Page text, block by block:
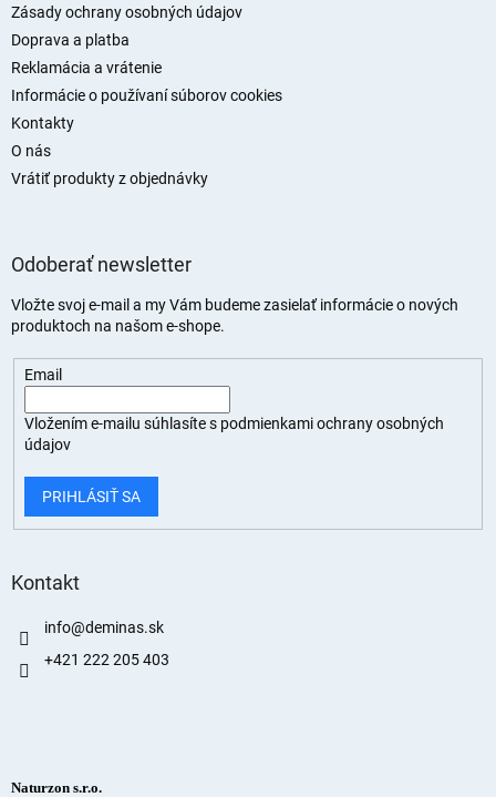
Zásady ochrany osobných údajov
Doprava a platba
Reklamácia a vrátenie
Informácie o používaní súborov cookies
Kontakty
O nás
Vrátiť produkty z objednávky
Odoberať newsletter
Vložte svoj e-mail a my Vám budeme zasielať informácie o nových
produktoch na našom e-shope.
Email
Vložením e-mailu súhlasíte s podmienkami ochrany osobných
údajov
PRIHLÁSIŤ SA
Kontakt
info@deminas.sk
+421 222 205 403
Naturzon s.r.o.